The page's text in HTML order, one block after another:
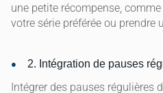
une petite récompense,
votre série préférée ou prendre
2. Intégration de pauses
Intégrer des pauses régulières